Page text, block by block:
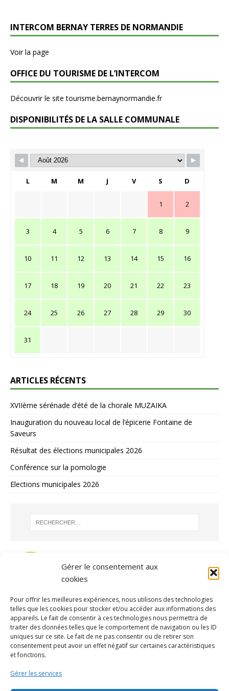
Gérer le consentement aux
cookies
Pour offrir les meilleures expériences, nous utilisons des technologies
telles que les cookies pour stocker et/ou accéder aux informations des
appareils. Le fait de consentir à ces technologies nous permettra de
traiter des données telles que le comportement de navigation ou les ID
uniques sur ce site. Le fait de ne pas consentir ou de retirer son
consentement peut avoir un effet négatif sur certaines caractéristiques
et fonctions.
Gérer les services
INTERCOM BERNAY TERRES DE NORMANDIE
Voir la page
OFFICE DU TOURISME DE L’INTERCOM
Découvrir le site tourisme.bernaynormandie.fr
DISPONIBILITÉS DE LA SALLE COMMUNALE
L M M J V S D
1 2
3 4 5 6 7 8 9
10 11 12 13 14 15 16
17 18 19 20 21 22 23
24 25 26 27 28 29 30
31
ARTICLES RÉCENTS
XVIIème sérénade d’été de la chorale MUZAIKA
Inauguration du nouveau local de l’épicerie Fontaine de
Saveurs
Résultat des élections municipales 2026
Conférence sur la pomologie
Elections municipales 2026
ARCHIVES